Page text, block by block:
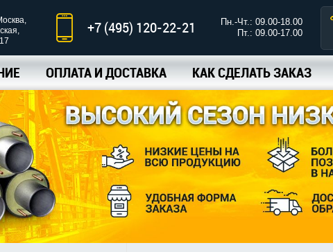
+7 (495) 120-22-21
Пн.-Чт.: 09.00-18.00
Пт.: 09.00-17.00
ОПЛАТА И ДОСТАВКА КАК СДЕЛАТЬ ЗАКАЗ